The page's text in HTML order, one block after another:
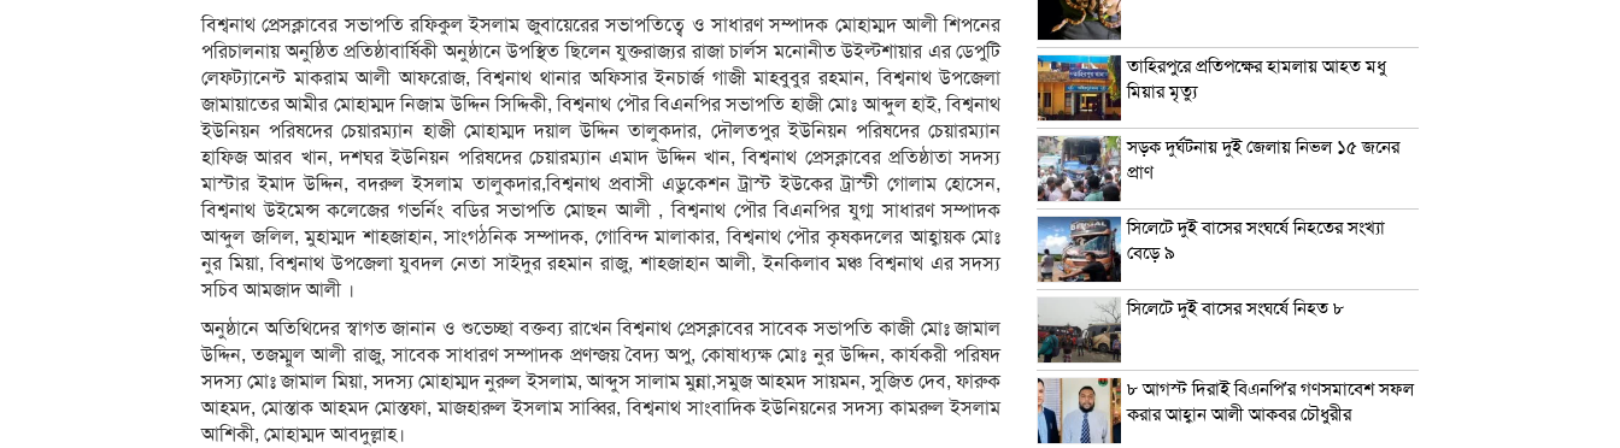
বিশ্বনাথ প্রেসক্লাবের সভাপতি রফিকুল ইসলাম জুবায়েরের সভাপতিত্বে ও সাধারণ সম্পাদক মোহাম্মদ আলী শিপনের
পরিচালনায় অনুষ্ঠিত প্রতিষ্ঠাবার্ষিকী অনুষ্ঠানে উপস্থিত ছিলেন যুক্তরাজ্যর রাজা চার্লস মনোনীত উইল্টশায়ার এর ডেপুটি
লেফট্যানেন্ট মাকরাম আলী আফরোজ, বিশ্বনাথ থানার অফিসার ইনচার্জ গাজী মাহবুবুর রহমান, বিশ্বনাথ উপজেলা
জামায়াতের আমীর মোহাম্মদ নিজাম উদ্দিন সিদ্দিকী, বিশ্বনাথ পৌর বিএনপির সভাপতি হাজী মোঃ আব্দুল হা‌ই, বিশ্বনাথ
ইউনিয়ন পরিষদের চেয়ারম্যান হাজী মোহাম্মদ দয়াল উদ্দিন তালুকদার, দৌলতপুর ইউনিয়ন পরিষদের চেয়ারম্যান
হাফিজ আরব খান, দশঘর ইউনিয়ন পরিষদের চেয়ারম্যান এমাদ উদ্দিন খান, বিশ্বনাথ প্রেসক্লাবের প্রতিষ্ঠাতা সদস্য
মাস্টার ইমাদ উদ্দিন, বদরুল ইসলাম তালুকদার,বিশ্বনাথ প্রবাসী এডুকেশন ট্রাস্ট ইউকের ট্রাস্টী গোলাম হোসেন,
বিশ্বনাথ উইমেন্স কলেজের গভর্নিং বডির সভাপতি মোছন আলী , বিশ্বনাথ পৌর বিএনপির যুগ্ম সাধারণ সম্পাদক
আব্দুল জলিল, মুহাম্মদ শাহজাহান, সাংগঠনিক সম্পাদক, গোবিন্দ মালাকার, বিশ্বনাথ পৌর কৃষকদলের আহ্বায়ক মোঃ
নুর মিয়া, বিশ্বনাথ উপজেলা যুবদল নেতা সাইদুর রহমান রাজু, শাহজাহান আলী, ইনকিলাব মঞ্চ বিশ্বনাথ এর সদস্য
সচিব আমজাদ আলী ।
অনুষ্ঠানে অতিথিদের স্বাগত জানান ও শুভেচ্ছা বক্তব্য রাখেন বিশ্বনাথ প্রেসক্লাবের সাবেক সভাপতি কাজী মোঃ জামাল
উদ্দিন, তজম্মুল আলী রাজু, সাবেক সাধারণ সম্পাদক প্রণন্জয় বৈদ্য অপু, কোষাধ্যক্ষ মোঃ নুর উদ্দিন, কার্যকরী পরিষদ
সদস্য মোঃ জামাল মিয়া, সদস্য মোহাম্মদ নুরুল ইসলাম, আব্দুস সালাম মুন্না,সমুজ আহমদ সায়মন, সুজিত দেব, ফারুক
আহমদ, মোস্তাক আহমদ মোস্তফা, মাজহারুল ইসলাম সাব্বির, বিশ্বনাথ সাংবাদিক ইউনিয়নের সদস্য কামরুল ইসলাম
আশিকী, মোহাম্মদ আবদুল্লাহ।
তাহিরপুরে প্রতিপক্ষের হামলায় আহত মধু
মিয়ার মৃত্যু
সড়ক দুর্ঘটনায় দুই জেলায় নিভল ১৫ জনের
প্রাণ
সিলেটে দুই বাসের সংঘর্ষে নিহতের সংখ্যা
বেড়ে ৯
সিলেটে দুই বাসের সংঘর্ষে নিহত ৮
৮ আগস্ট দিরাই বিএনপি’র গণসমাবেশ সফল
করার আহ্বান আলী আকবর চৌধুরীর